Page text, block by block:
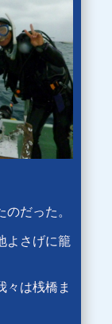
だった。
よさげに籠
は桟橋ま